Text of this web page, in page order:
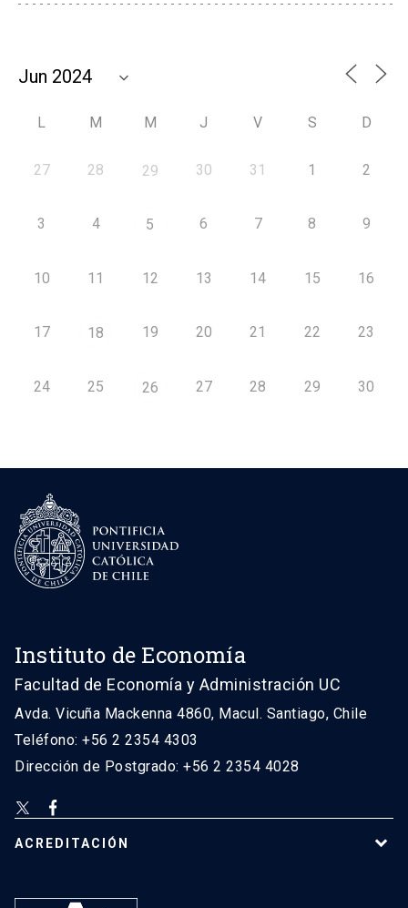
L M M J V S D
27 28 29 30 31 1 2
3 4 5 6 7 8 9
10 11 12 13 14 15 16
17 18 19 20 21 22 23
24 25 26 27 28 29 30
Instituto de Economía
Facultad de Economía y Administración UC
Avda. Vicuña Mackenna 4860, Macul. Santiago, Chile
Teléfono: +56 2 2354 4303
Dirección de Postgrado: +56 2 2354 4028
ACREDITACIÓN